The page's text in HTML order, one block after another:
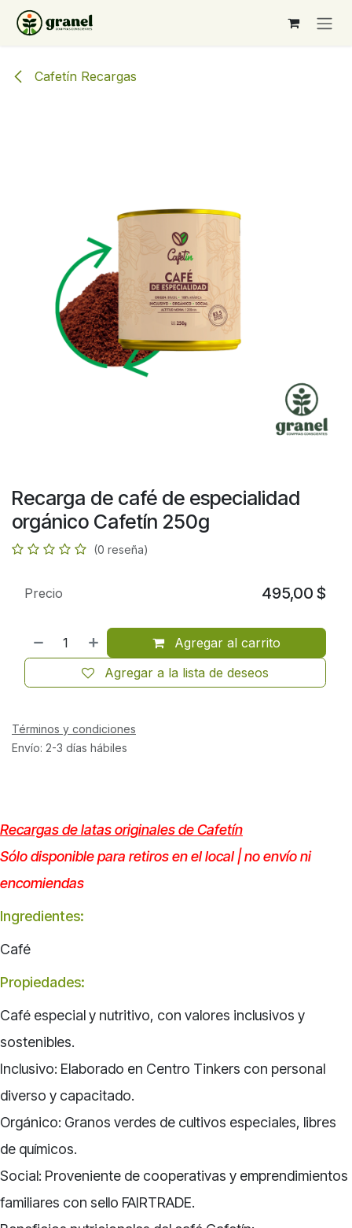
Ir al contenido
Cafetín Recargas
Recarga de café de especialidad
orgánico Cafetín 250g
(0 reseña)
Agregar al carrito
Agregar a la lista de deseos
Precio 495,00 $
Términos y condiciones
Envío: 2-3 días hábiles
Recargas de latas originales de Cafetín
Sólo disponible para retiros en el local | no envío ni
encomiendas
Ingredientes:
Café
Propiedades:
Café especial y nutritivo, con valores inclusivos y
sostenibles.
Inclusivo: Elaborado en Centro Tinkers con personal
diverso y capacitado.
Orgánico: Granos verdes de cultivos especiales, libres
de químicos.
Social: Proveniente de cooperativas y emprendimientos
familiares con sello FAIRTRADE.